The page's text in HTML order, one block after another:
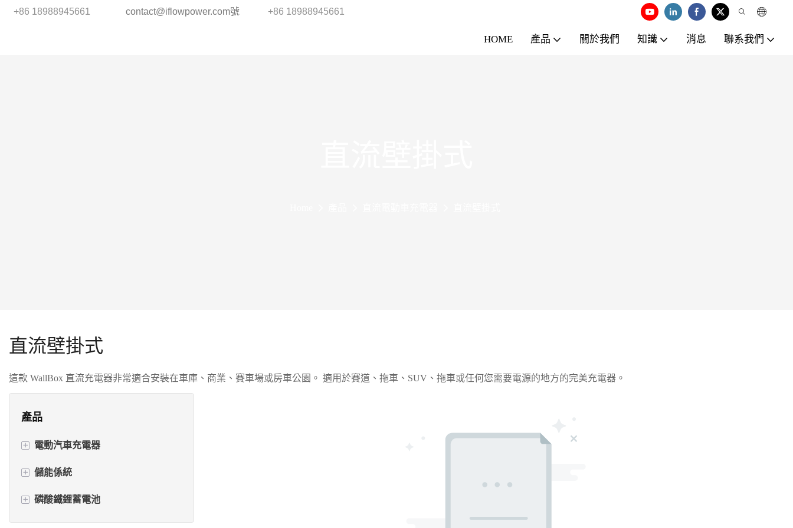
+86 18988945661 contact@iflowpower.com號 +86 18988945661
HOME 產品 關於我們 知識 消息 聯系我們
直流壁掛式
這款 WallBox 直流充電器非常適合安裝在車庫、商業、賽車場或房車公園。 適用於賽道、拖車、SUV、拖車或任何您需要電源的地方的完美充電器。
產品
+ 電動汽車充電器
交流電電動汽車充電器
直流電動汽車充電器
+ 儲能係統
逆變器+電池一體機
+ 磷酸鐵鋰蓄電池